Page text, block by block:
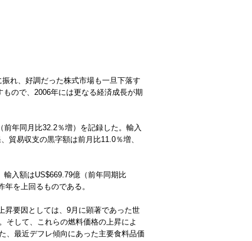
れ、好調だった株式市場も一旦下落す
ので、2006年には更なる経済成長が期
年同月比32.2％増）を記録した。輸入
貿易収支の黒字額は前月比11.0％増、
入額はUS$669.79億（前年同期比
を上回るものである。
昇要因としては、9月に顕著であった世
そして、これらの燃料価格の上昇によ
、最近デフレ傾向にあった主要食料品価